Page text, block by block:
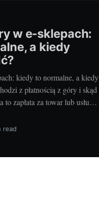
w e-sklepach:
a kiedy
kiedy to normalne, a kiedy
z płatnością z góry i skąd
to zapłata za towar lub usługę
albo wykona. Sklepy proszą
to płynność finansową,
read